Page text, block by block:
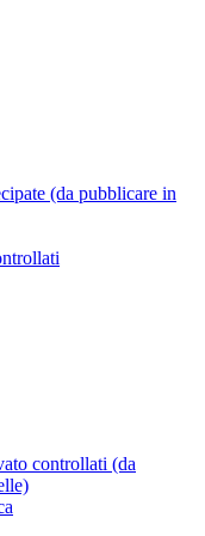
(da pubblicare in
controllati (da